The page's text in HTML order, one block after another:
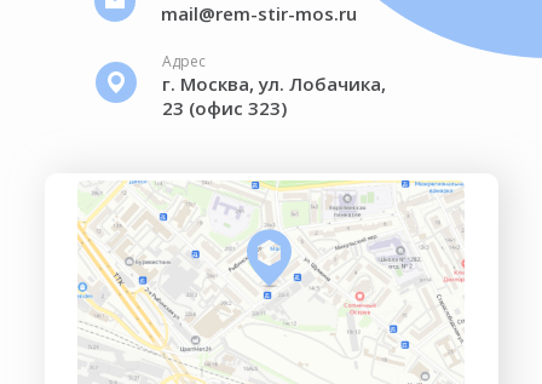
Адрес
г. Москва, ул. Лобачика,
23 (офис 323)
mail@rem-stir-mos.ru